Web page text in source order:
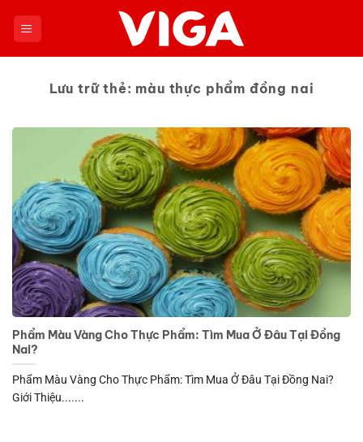
Lưu trữ thẻ: màu thực phẩm đồng nai
Phẩm Màu Vàng Cho Thực Phẩm: Tìm Mua Ở Đâu Tại Đồng
Nai?
Phẩm Màu Vàng Cho Thực Phẩm: Tìm Mua Ở Đâu Tại Đồng Nai?
Giới Thiệu.......